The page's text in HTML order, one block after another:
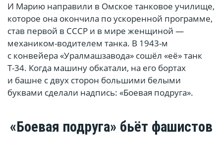
И Марию направили в Омское танковое училище,
которое она окончила по ускоренной программе,
став первой в СССР и в мире женщиной —
механиком-водителем танка. В 1943-м
с конвейера «Уралмашзавода» сошёл «её» танк
Т-34. Когда машину обкатали, на его бортах
и башне с двух сторон большими белыми
буквами сделали надпись: «Боевая подруга».
«Боевая подруга» бьёт фашистов